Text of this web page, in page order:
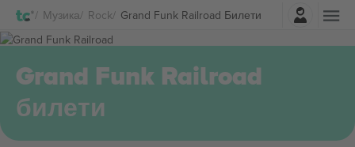
Музика Rock Grand Funk Railroad Билети
Најави се
Grand Funk Railroad
билети